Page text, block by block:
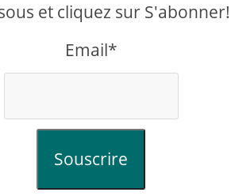
et cliquez sur S'abonner!
Email*
Souscrire